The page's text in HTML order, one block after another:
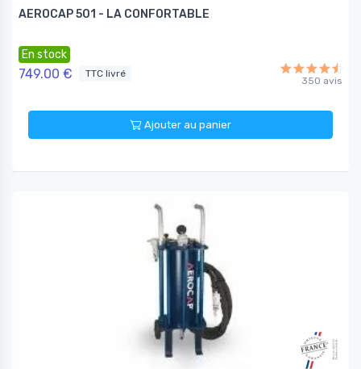
AEROCAP 501 - LA CONFORTABLE
En stock
749.00 € TTC livré
350 avis
Ajouter au panier